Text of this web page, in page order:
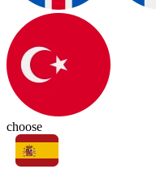
choose